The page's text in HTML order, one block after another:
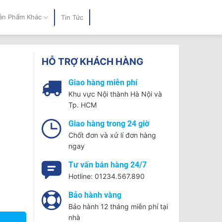
Phẩm Khác Tin Tức
HỖ TRỢ KHÁCH HÀNG
Giao hàng miễn phí
Khu vực Nội thành Hà Nội và
Tp. HCM
Giao hàng trong 24 giờ
Chốt đơn và xử lí đơn hàng
ngay
Tư vấn bán hàng 24/7
Hotline: 01234.567.890
Bảo hành vàng
Bảo hành 12 tháng miễn phí tại
nhà